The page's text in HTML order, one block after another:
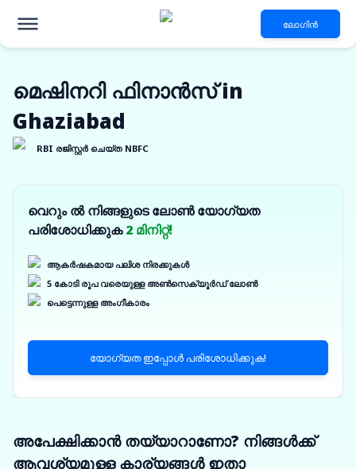
ലോഗിൻ
മെഷിനറി ഫിനാൻസ് in
Ghaziabad
RBI രജിസ്റ്റർ ചെയ്ത NBFC
വെറും ൽ നിങ്ങളുടെ ലോൺ യോഗ്യത
പരിശോധിക്കുക2 മിനിറ്റ്!
ആകർഷകമായ പലിശ നിരക്കുകൾ
5 കോടി രൂപ വരെയുള്ള അൺസെക്യൂർഡ് ലോൺ
പെട്ടെന്നുള്ള അംഗീകാരം
യോഗ്യത ഇപ്പോൾ പരിശോധിക്കുക!
അപേക്ഷിക്കാൻ തയ്യാറാണോ? നിങ്ങൾക്ക്
ആവശ്യമുള്ള കാര്യങ്ങൾ ഇതാ